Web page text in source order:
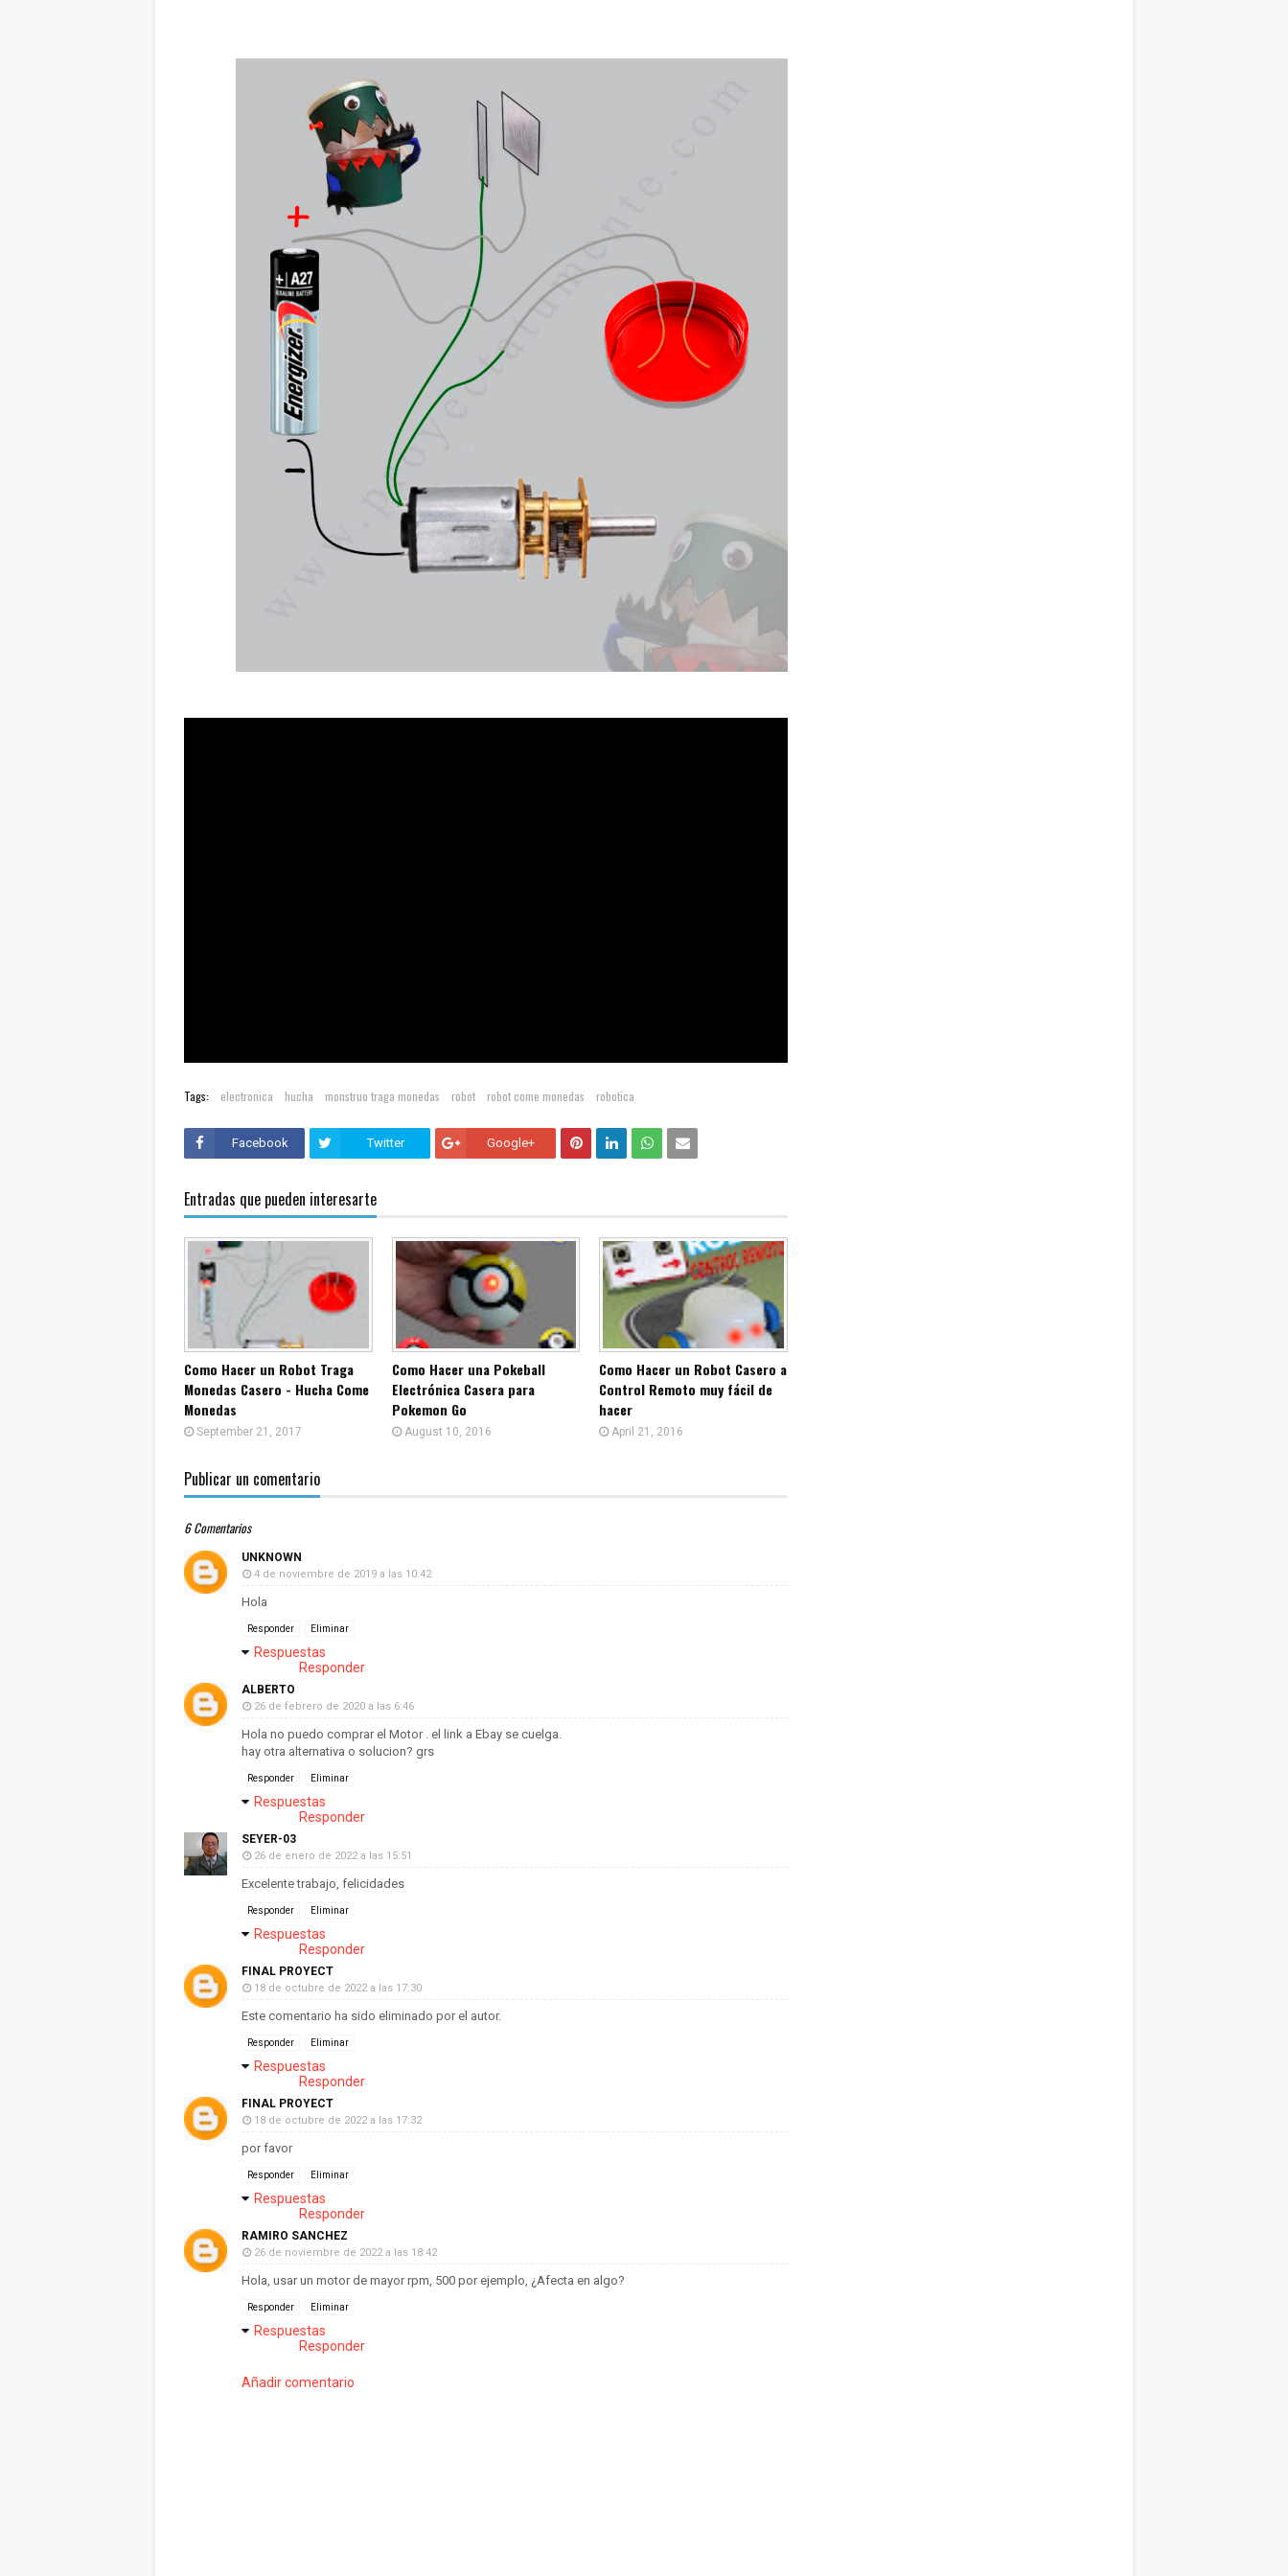
Tags: electronica hucha monstruo traga monedas robot robot come monedas robotica
Facebook Twitter Google+
Entradas que pueden interesarte
Como Hacer un Robot Traga
Monedas Casero - Hucha Come
Monedas
September 21, 2017
Como Hacer una Pokeball
Electrónica Casera para
Pokemon Go
August 10, 2016
Como Hacer un Robot Casero a
Control Remoto muy fácil de
hacer
April 21, 2016
Publicar un comentario
6 Comentarios
UNKNOWN
4 de noviembre de 2019 a las 10:42
Hola
Responder Eliminar
Respuestas
Responder
ALBERTO
26 de febrero de 2020 a las 6:46
Hola no puedo comprar el Motor . el link a Ebay se cuelga.
hay otra alternativa o solucion? grs
Responder Eliminar
Respuestas
Responder
SEYER-03
26 de enero de 2022 a las 15:51
Excelente trabajo, felicidades
Responder Eliminar
Respuestas
Responder
FINAL PROYECT
18 de octubre de 2022 a las 17:30
Este comentario ha sido eliminado por el autor.
Responder Eliminar
Respuestas
Responder
FINAL PROYECT
18 de octubre de 2022 a las 17:32
por favor
Responder Eliminar
Respuestas
Responder
RAMIRO SANCHEZ
26 de noviembre de 2022 a las 18:42
Hola, usar un motor de mayor rpm, 500 por ejemplo, ¿Afecta en algo?
Responder Eliminar
Respuestas
Responder
Añadir comentario